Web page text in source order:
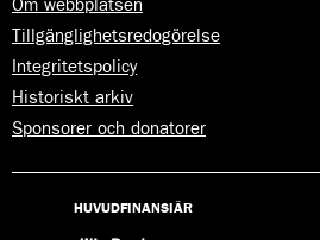
Om webbplatsen
Tillgänglighetsredogörelse
Integritetspolicy
Historiskt arkiv
Sponsorer och donatorer
HUVUDFINANSIÄR